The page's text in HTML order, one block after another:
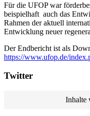
Für die UFOP war
beispielhaft auch das
Rahmen der aktuell
Entwicklung neuer
Der Endbericht ist als
https://www.ufop.de/
Twitter
Inhalte